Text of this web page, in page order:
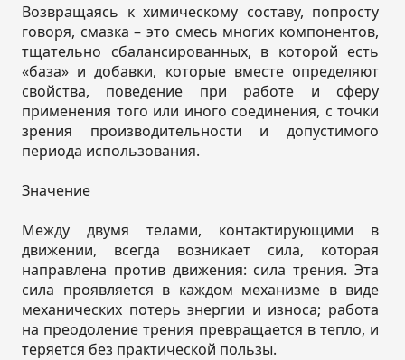
Возвращаясь к химическому составу, попросту
говоря, смазка – это смесь многих компонентов,
тщательно сбалансированных, в которой есть
«база» и добавки, которые вместе определяют
свойства, поведение при работе и сферу
применения того или иного соединения, с точки
зрения производительности и допустимого
периода использования.
Значение
Между двумя телами, контактирующими в
движении, всегда возникает сила, которая
направлена против движения: сила трения. Эта
сила проявляется в каждом механизме в виде
механических потерь энергии и износа; работа
на преодоление трения превращается в тепло, и
теряется без практической пользы.